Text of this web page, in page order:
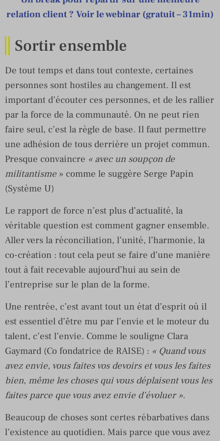
relation client ? Voir le webinar (gratuit – 31min)
Sortir ensemble
De tout temps et dans tout contexte, certaines
personnes sont hostiles au changement. Il est
important d’écouter ces personnes, et de les rallier
par la force de la communauté. On ne peut rien
faire seul, c’est la règle de base. Il faut permettre
une adhésion de tous derrière un projet commun.
Presque convaincre « avec un soupçon de
militantisme » comme le suggère Serge Papin
(Système U)
Le rapport de force n’est plus d’actualité, la
véritable question est comment gagner ensemble.
Aller vers la réconciliation, l’unité, l’harmonie, la
co-création : tout cela peut se faire d’une manière
tout à fait recevable aujourd’hui au sein de
l’entreprise sur le plan de la forme.
Une rentrée, c’est avant tout un état d’esprit où il
est essentiel d’être mu par l’envie et le moteur du
talent, c’est l’envie. Comme le souligne Clara
Gaymard (Co fondatrice de RAISE) : « Quand vous
avez envie, vous faites vos devoirs et vous les faites
bien, même les choses qui vous déplaisent vous les
faites parce que vous avez envie d’évoluer ».
Beaucoup de choses sont certes rébarbatives dans
l’existence au quotidien. Mais parce que vous avez